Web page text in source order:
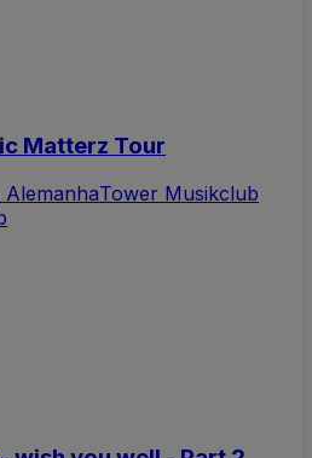
Matterz Tour
AlemanhaTower Musikclub